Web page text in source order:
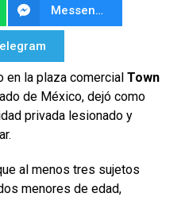
Messenger
en la plaza comercial Town
de México, dejó como
privada lesionado y
al menos tres sujetos
menores de edad,